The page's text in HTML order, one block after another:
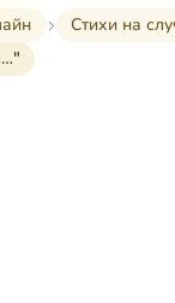
Стихи на